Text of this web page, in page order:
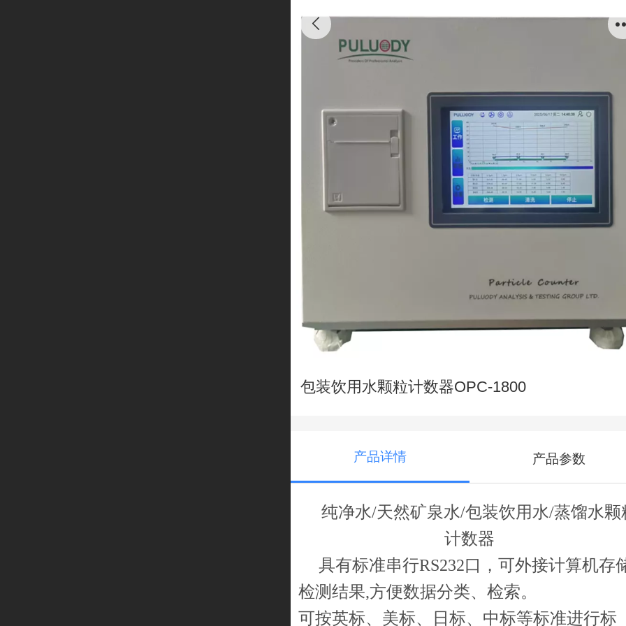
包装饮用水颗粒计数器OPC-1800
产品详情 产品参数
纯净水/天然矿泉水/包装饮用水/蒸馏水颗
计数器
具有标准串行RS232口，可外接计算机存
检测结果,方便数据分类、检索。
可按英标、美标、日标、中标等标准进行标